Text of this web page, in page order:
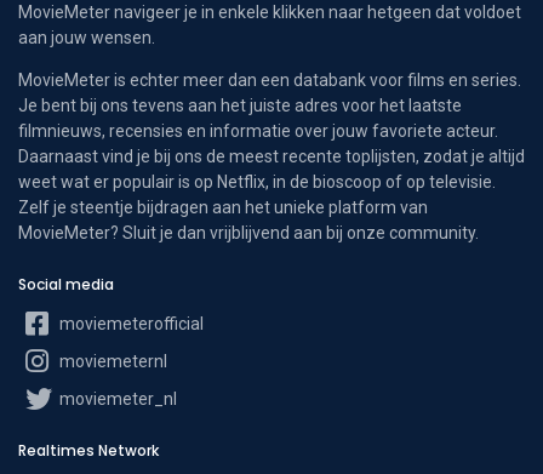
MovieMeter navigeer je in enkele klikken naar hetgeen dat voldoet
aan jouw wensen.
MovieMeter is echter meer dan een databank voor films en series.
Je bent bij ons tevens aan het juiste adres voor het laatste
filmnieuws, recensies en informatie over jouw favoriete acteur.
Daarnaast vind je bij ons de meest recente toplijsten, zodat je altijd
weet wat er populair is op Netflix, in de bioscoop of op televisie.
Zelf je steentje bijdragen aan het unieke platform van
MovieMeter? Sluit je dan vrijblijvend aan bij onze community.
Social media
moviemeterofficial
moviemeternl
moviemeter_nl
Realtimes Network